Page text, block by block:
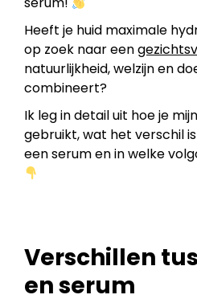
Heeft je huid maximale
op zoek naar een
natuurlijkheid, welzijn en
combineert?
Ik leg in detail uit hoe je
gebruikt, wat het verschil
een serum en in welke
Verschillen
en serum